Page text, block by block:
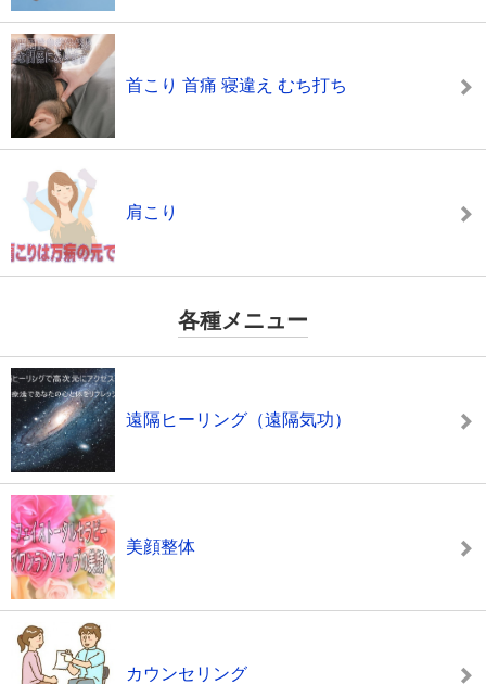
首こり 首痛 寝違え むち打ち
肩こり
各種メニュー
遠隔ヒーリング（遠隔気功）
美顔整体
カウンセリング